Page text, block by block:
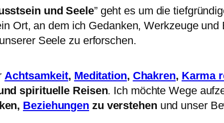
und Seele” geht es um die
Ort, an dem ich Gedanken, Werkzeuge
Seele zu erforschen.
Achtsamkeit, Meditation, Chakren, Karma
spirituelle Reisen. Ich möchte Wege
Beziehungen zu verstehen und unser